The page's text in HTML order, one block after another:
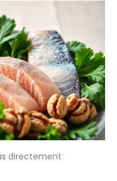
directement